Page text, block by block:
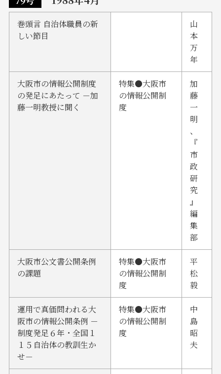
巻頭言 自治体職員の新
しい節目
山
本
万
年
大阪市の情報公開制度
の発足にあたって －加
藤一明教授に聞く
特集●大阪市
の情報公開制
度
加
藤
一
明
、
『
市
政
研
究
』
編
集
部
大阪市公文書公開条例
の課題
特集●大阪市
の情報公開制
度
平
松
毅
運用で真価問われる大
阪市の情報公開条例 －
制度発足６年・全国１
１５自治体の教訓生か
せ－
特集●大阪市
の情報公開制
度
中
島
昭
夫